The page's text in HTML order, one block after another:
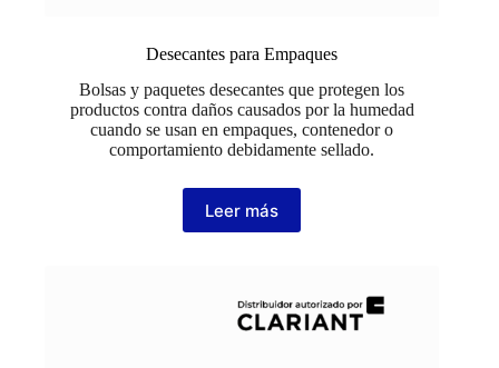
Desecantes para Empaques
Bolsas y paquetes desecantes que protegen los
productos contra daños causados por la humedad
cuando se usan en empaques, contenedor o
comportamiento debidamente sellado.
Leer más